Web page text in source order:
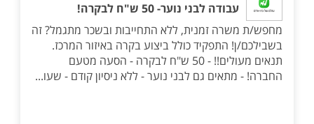
עבודה לבני נוער- 50 ש"ח לבקרה!
מחפש/ת משרה זמנית, ללא התחייבות ובשכר מתגמל? זה
בשבילכם/ן! התפקיד כולל ביצוע בקרה באיזור המרכז.
תנאים מעולים!! - 50 ש"ח לבקרה - הסעה מטעם
החברה! - מתאים גם לבני נוער - ללא ניסיון קודם - שעו...